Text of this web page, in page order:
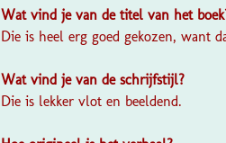
Wat vind je van de titel van het
Die is heel erg goed gekozen, want
Wat vind je van de schrijfstijl?
Die is lekker vlot en beeldend.